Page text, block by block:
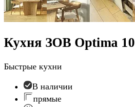
Кухня ЗОВ Optima 10
Быстрые кухни
В наличии
прямые